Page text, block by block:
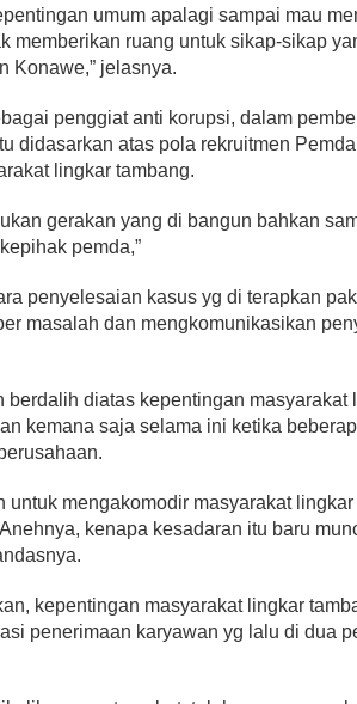
umum apalagi sampai mau
memberikan ruang untuk sikap-sikap
Konawe,” jelasnya.
penggiat anti korupsi, dalam
didasarkan atas pola rekruitmen
lingkar tambang.
gerakan yang di bangun bahkan
pemda,”
penyelesaian kasus yg di terapkan
masalah dan mengkomunikasikan
berdalih diatas kepentingan masyarakat
kemana saja selama ini ketika
untuk mengakomodir masyarakat
kenapa kesadaran itu baru
kepentingan masyarakat lingkar
penerimaan karyawan yg lalu di dua